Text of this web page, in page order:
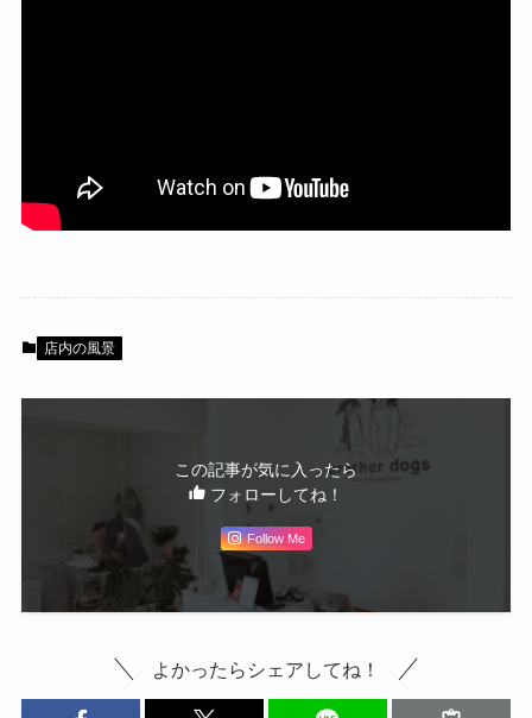
店内の風景
この記事が気に入ったら
フォローしてね！
Follow Me
よかったらシェアしてね！